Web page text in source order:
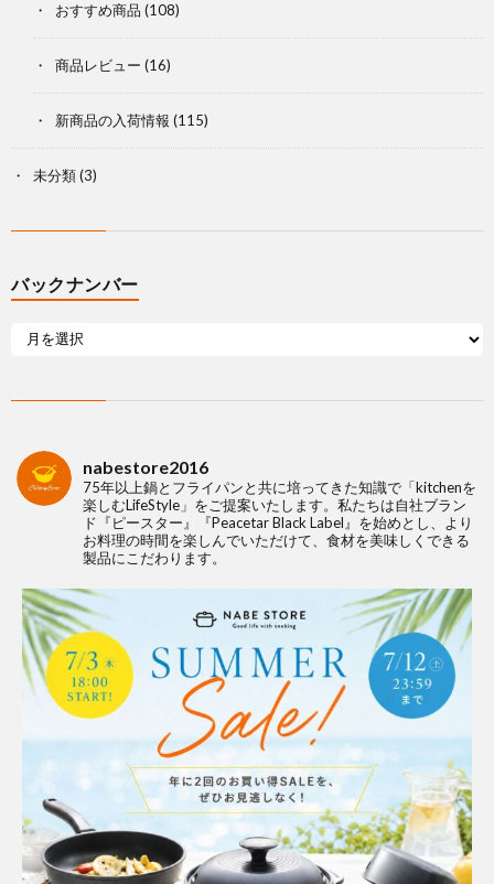
おすすめ商品 (108)
商品レビュー (16)
新商品の入荷情報 (115)
未分類(3)
バックナンバー
nabestore2016
75年以上鍋とフライパンと共に培ってきた知識で「kitchenを
楽しむLifeStyle」をご提案いたします。私たちは自社ブラン
ド『ピースター』『Peacetar Black Label』を始めとし、より
お料理の時間を楽しんでいただけて、食材を美味しくできる
製品にこだわります。